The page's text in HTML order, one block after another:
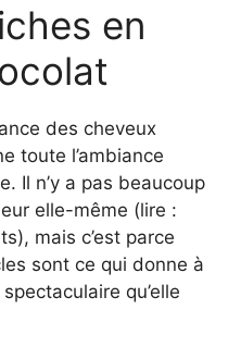
en
des cheveux
toute l’ambiance
Il n’y a pas beaucoup
elle-même (lire :
mais c’est parce
sont ce qui donne à
qu’elle